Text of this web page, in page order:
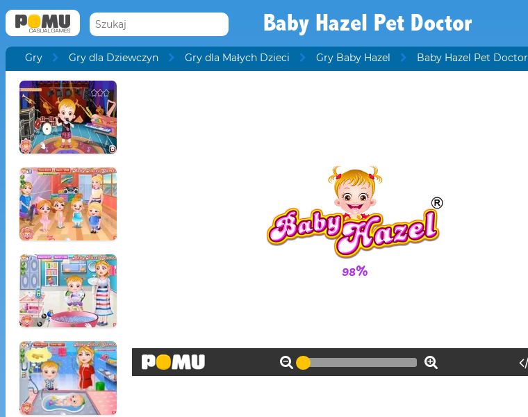
Baby Hazel Pet Doctor
Gry Gry dla Dziewczyn Gry dla Małych Dzieci Gry Baby Hazel Baby Hazel Pet Doctor